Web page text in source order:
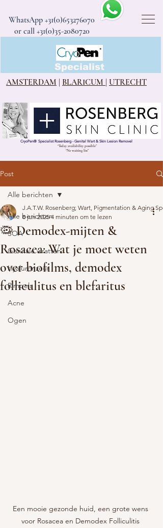
WhatsApp +31(0)653276070
or call +31(0)35-2080720
CryoPen®
Specialist
AMSTERDAM
BLARICUM UTRECHT
CryoPen® Specialist Rosenberg - Genital Wart & Skin Lesion Removel
“Today availability possible”
“No waiting list”
Post
Alle berichten
SOA
Genitale wratten
Hyaluronzuur
Rimpels
Acne
Ogen
Alle berichten
🦠 Demodex-mijten &
Rosacea: Wat je moet weten
over biofilms, demodex
folliculitus en blefaritus
J.A.T.W. Rosenberg; Wart, Pigmentation & Aging
8 jun 2025 4 minuten om te lezen
Een mooie gezonde huid, een grote wens
voor Rosacea en Demodex Folliculitis